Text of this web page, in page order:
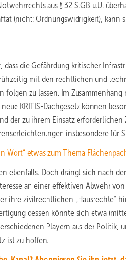
aus § 32 StGB u.U.
(nicht: Ordnungswidrigkeit), kann
die Gefährdung kritischer
mit den rechtlichen und
folgen zu lassen. Im
KRITIS-Dachgesetz können
der zu ihrem Einsatz
insbesondere für
Wort“ etwas zum Thema
ebenfalls. Doch drängt sich nach
an einer effektiven Abwehr
ihre zivilrechtlichen „Hausrechte“
dessen könnte sich etwa
Playern aus der
ist zu hoffen.